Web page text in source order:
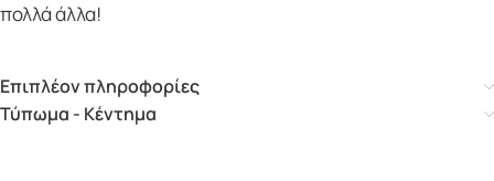
πολλά άλλα!
Επιπλέον πληροφορίες
Τύπωμα - Κέντημα